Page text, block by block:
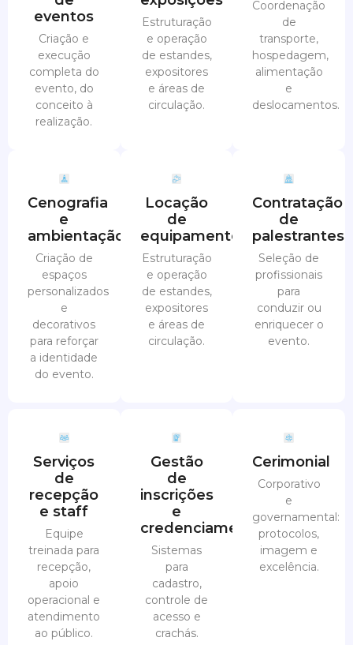
eventos
Criação e
execução
completa do
evento, do
conceito à
realização.
Estruturação
e operação
de estandes,
expositores
e áreas de
circulação.
Coordenação
de
transporte,
hospedagem,
alimentação
e
deslocamentos.
Cenografia
e
ambientação
Criação de
espaços
personalizados
e
decorativos
para reforçar
a identidade
do evento.
Locação
de
equipamentos
Estruturação
e operação
de estandes,
expositores
e áreas de
circulação.
Contratação
de
palestrantes
Seleção de
profissionais
para
conduzir ou
enriquecer o
evento.
Serviços
de
recepção
e staff
Equipe
treinada para
recepção,
apoio
operacional e
atendimento
ao público.
Gestão
de
inscrições
e
credenciamento
Sistemas
para
cadastro,
controle de
acesso e
crachás.
Cerimonial
Corporativo
e
governamental:
protocolos,
imagem e
excelência.